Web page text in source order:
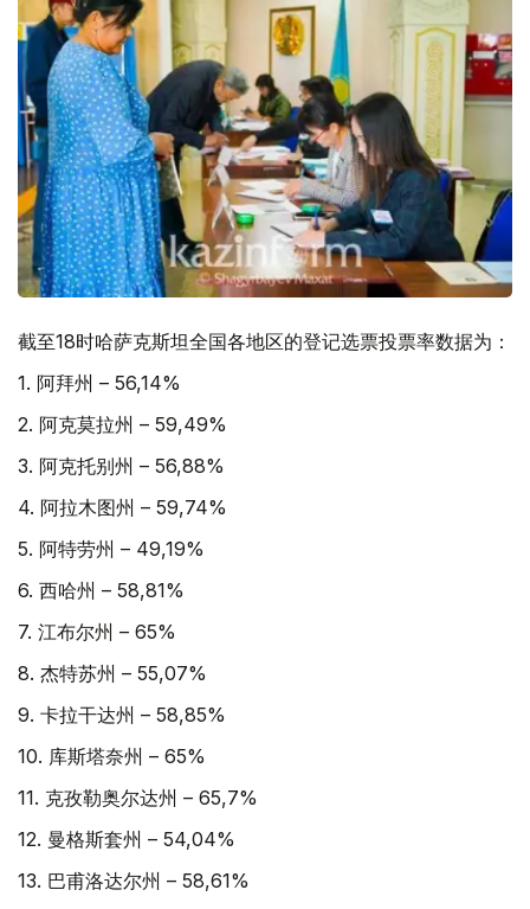
截至18时哈萨克斯坦全国各地区的登记选票投票率数据为：
1. 阿拜州 – 56,14%
2. 阿克莫拉州 – 59,49%
3. 阿克托别州 – 56,88%
4. 阿拉木图州 – 59,74%
5. 阿特劳州 – 49,19%
6. 西哈州 – 58,81%
7. 江布尔州 – 65%
8. 杰特苏州 – 55,07%
9. 卡拉干达州 – 58,85%
10. 库斯塔奈州 – 65%
11. 克孜勒奥尔达州 – 65,7%
12. 曼格斯套州 – 54,04%
13. 巴甫洛达尔州 – 58,61%